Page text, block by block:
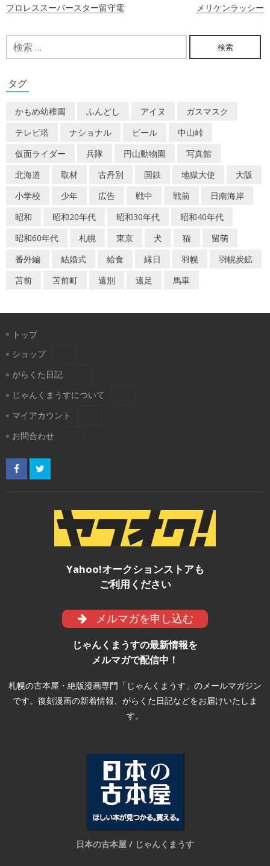
ナ
ビ
ゲ
ー
シ
ョ
ン
プロレススーパースター留守電 メリケンラッシー
検
索:
タグ
かもめ幼稚園 ふんどし アイヌ
ガスマスク
テレビ塔
ナショナル ビール
中山峠
仮面ライダー
兵隊 円山動物園
写真館
北海道
取材 古丹別 国鉄 地獄大使
大阪
小学校
少年 広告 戦中 戦前
日南海岸
昭和
昭和20年代 昭和30年代
昭和40年代
昭和60年代
札幌 東京 犬 猫
留萌
番外編
結婚式 給食 縁日 羽幌
羽幌炭鉱
苫前
苫前町 遠別 遠足 馬車
トップ
ショップ
がらくた日記
じゃんくまうすについて
マイアカウント
お問合わせ
Yahoo!オークションストアも
ご利用ください
メルマガを申し込む
じゃんくまうすの最新情報を
メルマガで配信中！
札幌の古本屋・絶版漫画専門「じゃんくまうす」のメールマガジン
です。復刻漫画の新着情報、がらくた日記などをお届けいたしま
す。
日本の古本屋 / じゃんくまうす